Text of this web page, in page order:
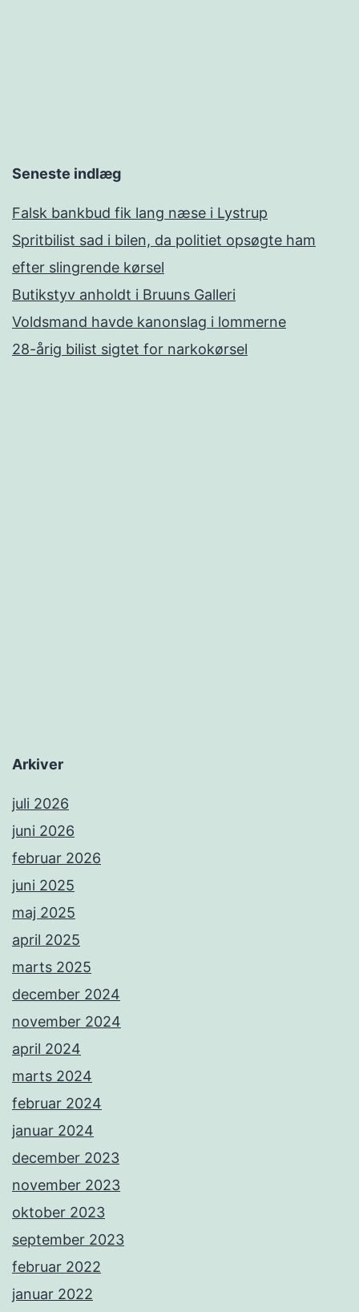
Seneste indlæg
Falsk bankbud fik lang næse i Lystrup
Spritbilist sad i bilen, da politiet opsøgte ham
efter slingrende kørsel
Butikstyv anholdt i Bruuns Galleri
Voldsmand havde kanonslag i lommerne
28-årig bilist sigtet for narkokørsel
Arkiver
juli 2026
juni 2026
februar 2026
juni 2025
maj 2025
april 2025
marts 2025
december 2024
november 2024
april 2024
marts 2024
februar 2024
januar 2024
december 2023
november 2023
oktober 2023
september 2023
februar 2022
januar 2022